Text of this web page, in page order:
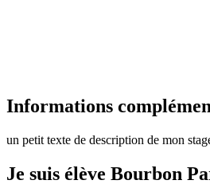
Informations
un petit texte de description de mon
Je suis élève Bourbon